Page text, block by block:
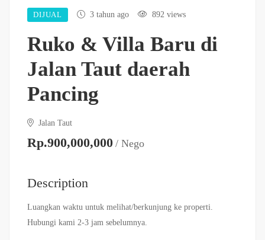
DIJUAL 3 tahun ago 892 views
Ruko & Villa Baru di
Jalan Taut daerah
Pancing
Jalan Taut
Rp.900,000,000 / Nego
Description
Luangkan waktu untuk melihat/berkunjung ke properti.
Hubungi kami 2-3 jam sebelumnya.